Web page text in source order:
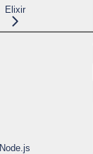
Elixir
Node.js